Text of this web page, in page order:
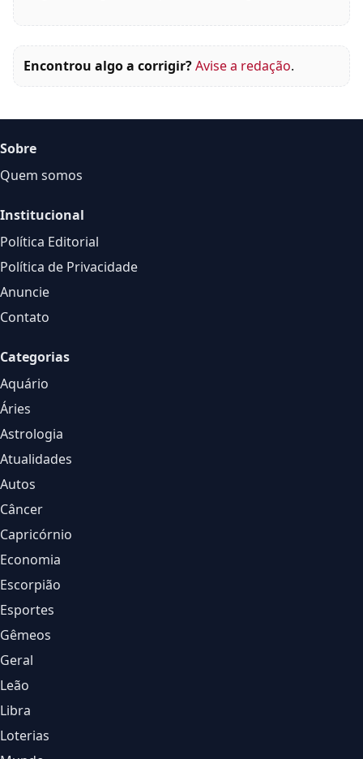
Encontrou algo a corrigir?Avise a redação.
Sobre
Quem somos
Institucional
Política Editorial
Política de Privacidade
Anuncie
Contato
Categorias
Aquário
Áries
Astrologia
Atualidades
Autos
Câncer
Capricórnio
Economia
Escorpião
Esportes
Gêmeos
Geral
Leão
Libra
Loterias